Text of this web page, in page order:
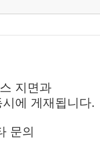
지면과
에 게재됩니다.
문의